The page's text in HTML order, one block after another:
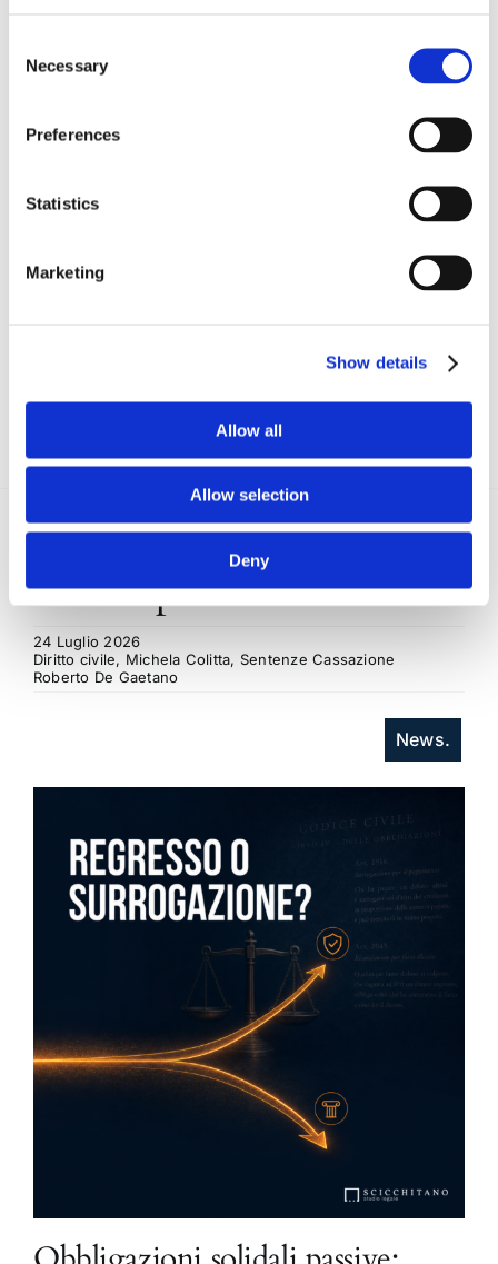
Selection
Necessary
Preferences
Statistics
Marketing
Show details
Allow all
Allow selection
Deny
correttamente.
Dott. Filippo D’Aniello
Recent posts.
24 Luglio 2026
Diritto civile, Michela Colitta, Sentenze Cassazione
Roberto De Gaetano
News.